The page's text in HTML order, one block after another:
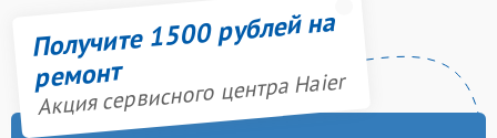
Получите 1500 рублей на
ремонт
Акция сервисного центра Haier